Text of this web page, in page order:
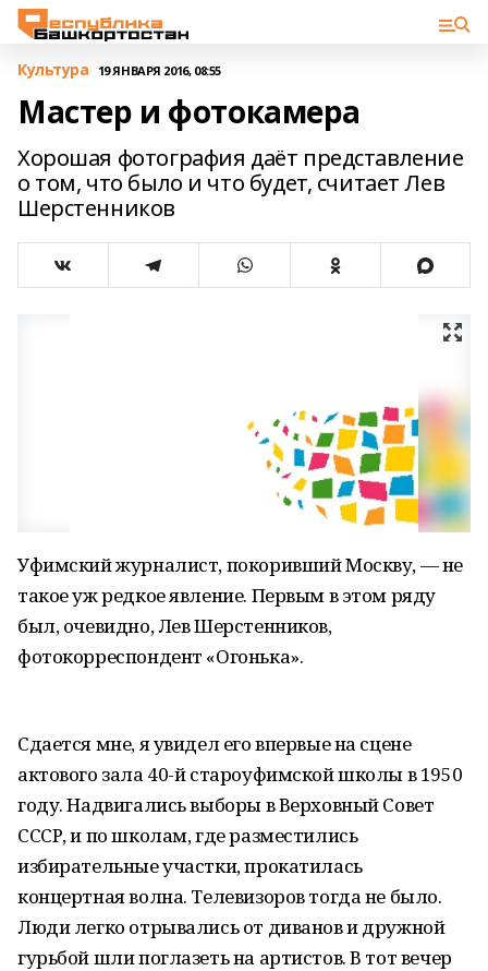
Культура 19 ЯНВАРЯ 2016, 08:55
Мастер и фотокамера
Хорошая фотография даёт представление
о том, что было и что будет, считает Лев
Шерстенников
Уфимский журналист, покоривший Москву, — не
такое уж редкое явление. Первым в этом ряду
был, очевидно, Лев Шерстенников,
фотокорреспондент «Огонька».
Сдается мне, я увидел его впервые на сцене
актового зала 40-й староуфимской школы в 1950
году. Надвигались выборы в Верховный Совет
СССР, и по школам, где разместились
избирательные участки, прокатилась
концертная волна. Телевизоров тогда не было.
Люди легко отрывались от диванов и дружной
гурьбой шли поглазеть на артистов. В тот вечер